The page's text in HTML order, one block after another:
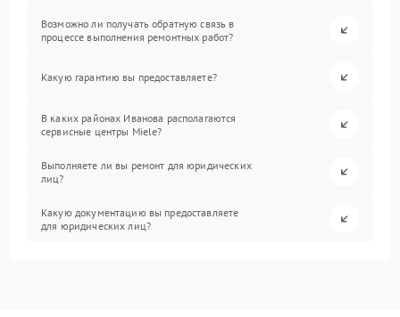
Возможно ли получать обратную связь в
процессе выполнения ремонтных работ?
Какую гарантию вы предоставляете?
В каких районах Иванова располагаются
сервисные центры Miele?
Выполняете ли вы ремонт для юридических
лиц?
Какую документацию вы предоставляете
для юридических лиц?